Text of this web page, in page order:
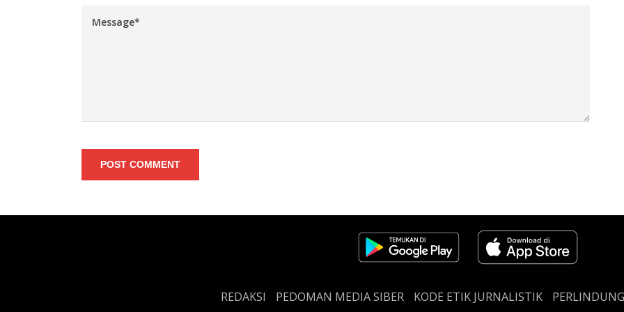
POST COMMENT
REDAKSI PEDOMAN MEDIA SIBER KODE ETIK JURNALISTIK